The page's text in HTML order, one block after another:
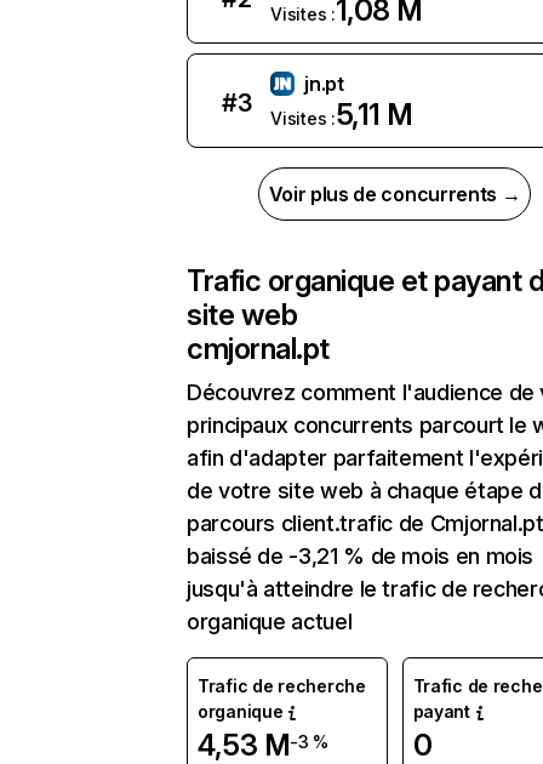
Visites :1,08 M
#3
jn.pt
Visites :5,11 M
Voir plus de concurrents →
Trafic organique et payant
site web
cmjornal.pt
Découvrez comment l'audience de
principaux concurrents parcourt le
afin d'adapter parfaitement
de votre site web à chaque étape
parcours client.trafic de
baissé de -3,21 % de mois en mois
jusqu'à atteindre le trafic de
organique actuel
Trafic de recherche
organique
4,53 M-3 %
Trafic de
payant
0